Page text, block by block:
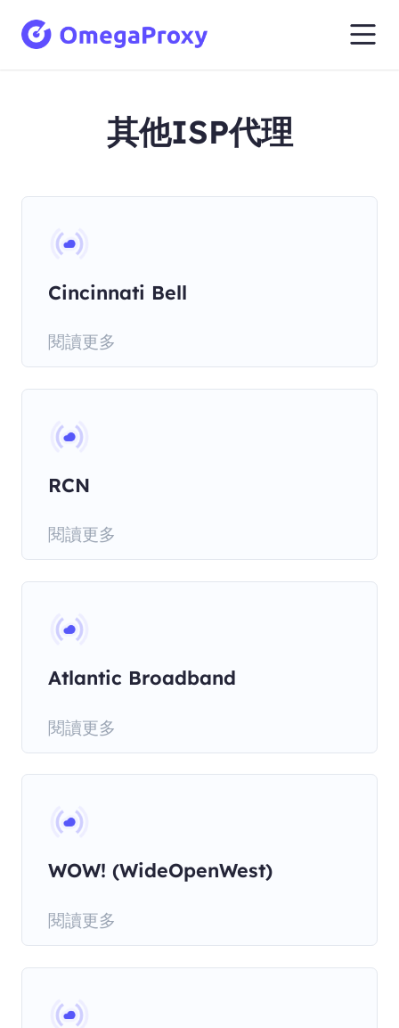
其他ISP代理
Cincinnati Bell
閱讀更多
RCN
閱讀更多
Atlantic Broadband
閱讀更多
WOW! (WideOpenWest)
閱讀更多